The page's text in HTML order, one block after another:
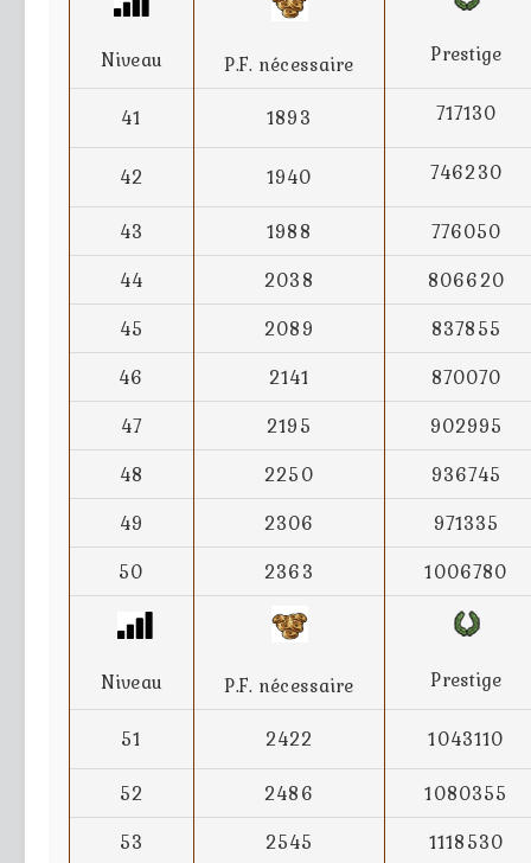
Niveau P.F. nécessaire Prestige
41 1893 717130
42 1940 746230
43 1988
776050
44
2038
806620
45
2089
837855
46
2141
870070
47
2195
902995
48
2250
936745
49
2306
971335
50
2363 1006780
Niveau P.F. nécessaire Prestige
51 2422
1043110
52
2486
1080355
53
2545
1118530